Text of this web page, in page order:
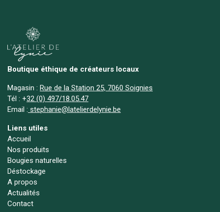
Boutique éthique de créateurs locaux
Magasin : Rue de la Station 25, 7060 Soignies
Tél : +32 (0) 497/18.05.47
Email : stephanie@latelierdelynie.be
Liens utiles
Accueil
Nos produits
Bougies naturelles
Déstockage
A propos
Actualités
Contact